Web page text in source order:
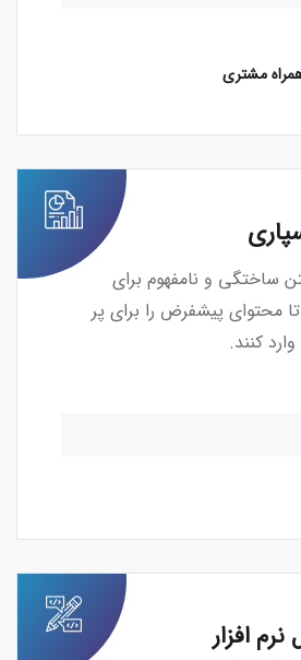
مشتری
ساختگی و نامفهوم برای
محتوای پیشفرض را برای پر
کنند.
افزار